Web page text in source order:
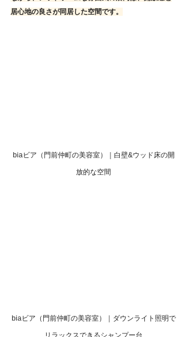
居心地の良さが同居した空間です。
biaビア（門前仲町の美容室）｜白壁&ウッド床の開
放的な空間
biaビア（門前仲町の美容室）｜ダウンライト照明で